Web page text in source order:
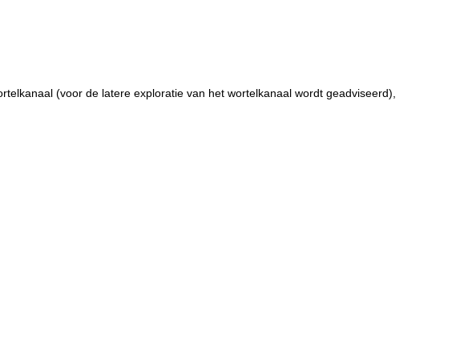
(voor de latere exploratie van het wortelkanaal wordt geadviseerd),